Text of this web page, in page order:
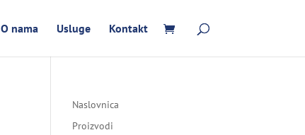
O nama Usluge Kontakt
Naslovnica
Proizvodi